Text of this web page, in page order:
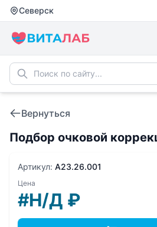
Северск
Вернуться
Подбор очковой
Артикул: A23.26.001
Цена
#Н/Д ₽